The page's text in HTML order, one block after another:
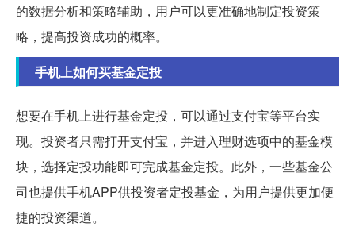
的数据分析和策略辅助，用户可以更准确地制定投资策
略，提高投资成功的概率。
手机上如何买基金定投
想要在手机上进行基金定投，可以通过支付宝等平台实
现。投资者只需打开支付宝，并进入理财选项中的基金模
块，选择定投功能即可完成基金定投。此外，一些基金公
司也提供手机APP供投资者定投基金，为用户提供更加便
捷的投资渠道。